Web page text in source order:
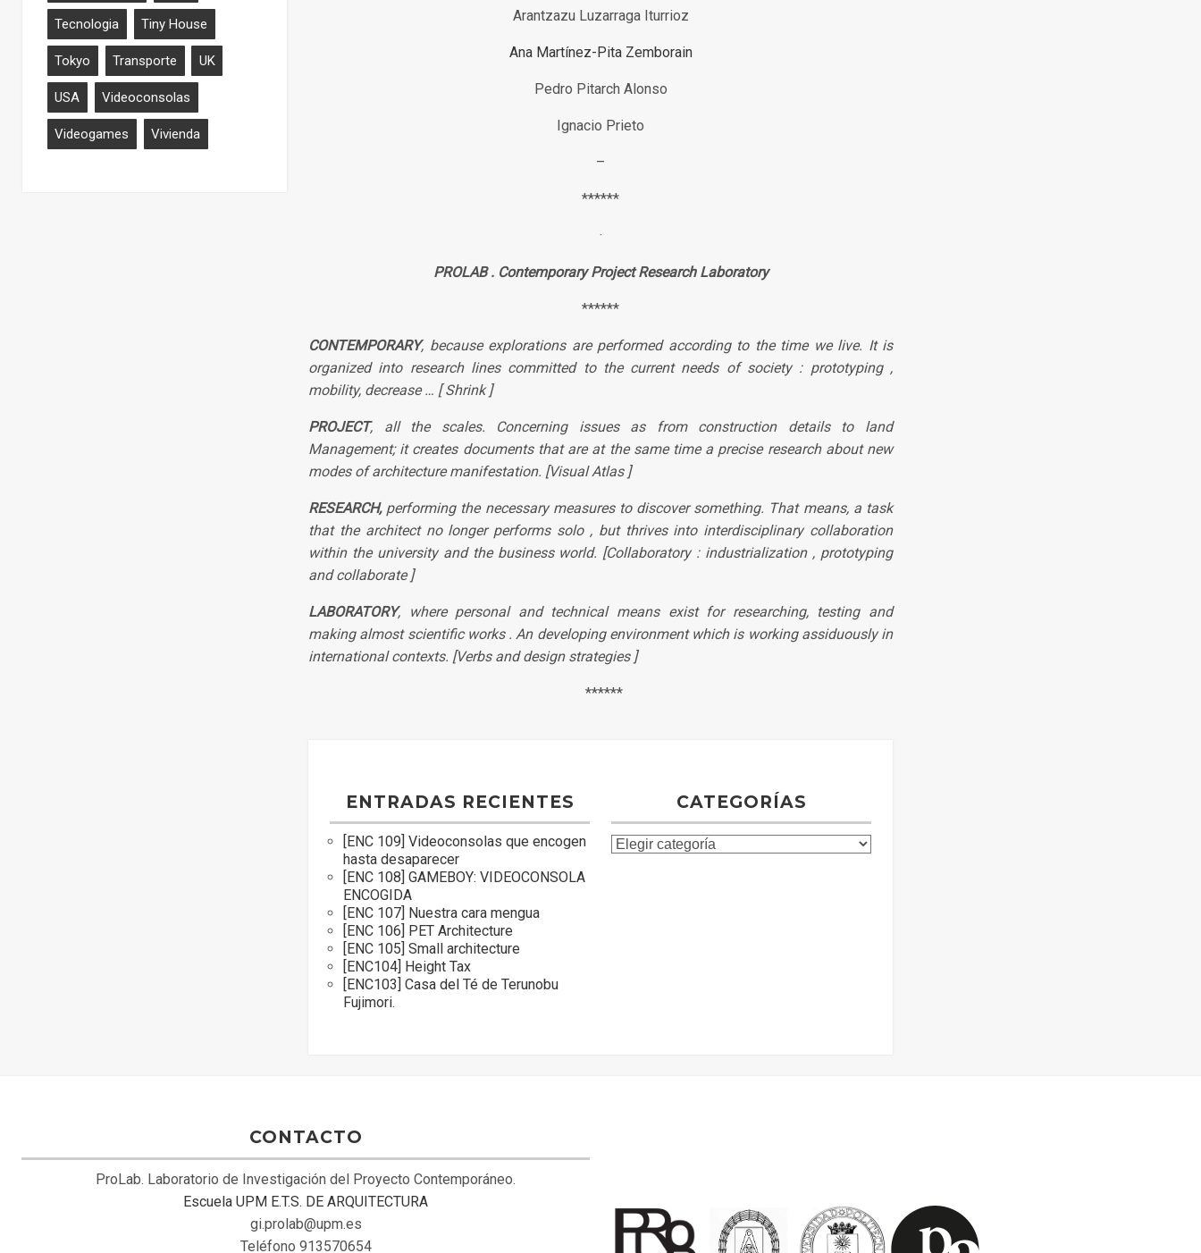
Tecnologia Tiny House
Tokyo Transporte UK
USA Videoconsolas
Videogames Vivienda
Arantzazu Luzarraga Iturrioz
Ana Martínez-Pita Zemborain
Pedro Pitarch Alonso
Ignacio Prieto
–
******
·
PROLAB . Contemporary Project Research Laboratory
******
CONTEMPORARY, because explorations are performed according to the time we live. It is
organized into research lines committed to the current needs of society : prototyping ,
mobility, decrease … [ Shrink ]
PROJECT, all the scales. Concerning issues as from construction details to land
Management; it creates documents that are at the same time a precise research about new
modes of architecture manifestation. [Visual Atlas ]
RESEARCH,performing the necessary measures to discover something. That means, a task
that the architect no longer performs solo , but thrives into interdisciplinary collaboration
within the university and the business world. [Collaboratory : industrialization , prototyping
and collaborate ]
LABORATORY, where personal and technical means exist for researching, testing and
making almost scientific works . An developing environment which is working assiduously in
international contexts. [Verbs and design strategies ]
******
ENTRADAS RECIENTES
[ENC 109] Videoconsolas que encogen
hasta desaparecer
[ENC 108] GAMEBOY: VIDEOCONSOLA
ENCOGIDA
[ENC 107] Nuestra cara mengua
[ENC 106] PET Architecture
[ENC 105] Small architecture
[ENC104] Height Tax
[ENC103] Casa del Té de Terunobu
Fujimori.
CATEGORÍAS
C
CONTACTO
ProLab. Laboratorio de Investigación del Proyecto Contemporáneo.
Escuela UPM E.T.S. DE ARQUITECTURA
gi.prolab@upm.es
Teléfono 913570654